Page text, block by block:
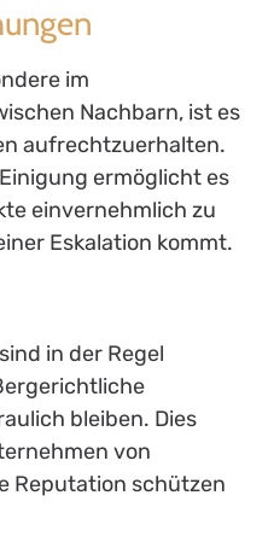
im
Nachbarn, ist es
aufrechtzuerhalten.
ermöglicht es
einvernehmlich zu
Eskalation kommt.
in der Regel
bleiben. Dies
von
Reputation schützen